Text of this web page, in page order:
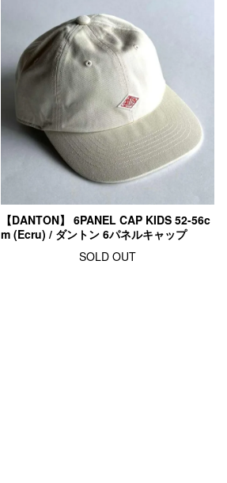
【DANTON】 6PANEL CAP KIDS 52-56c
m (Ecru) / ダントン 6パネルキャップ
SOLD OUT